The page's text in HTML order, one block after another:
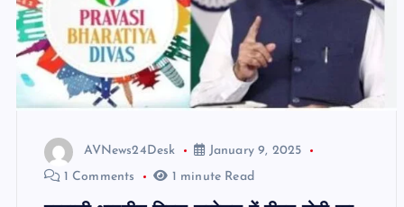
AVNews24Desk
January 9, 2025
1 Comments
1 minute Read